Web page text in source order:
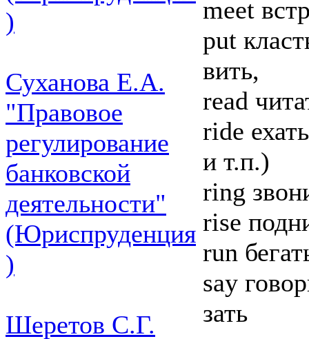
)
Суханова Е.А.
"Правовое
регулирование
банковской
деятельности"
(Юриспруденция
)
Шеретов С.Г.
meet
put
вить,
read
ride
и т.п.)
ring
rise
run
say
зать